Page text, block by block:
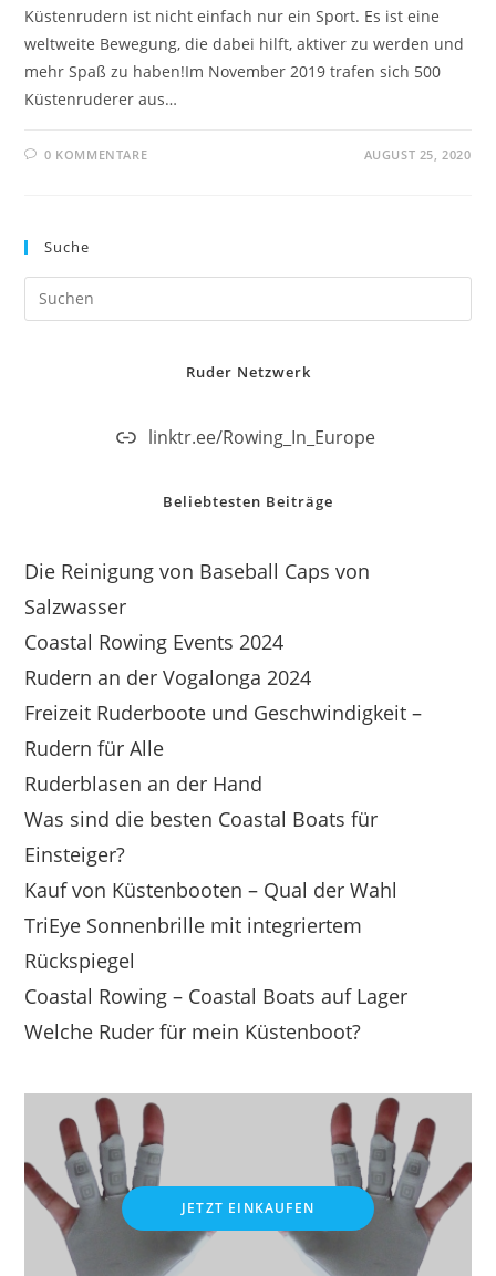
Küstenrudern ist nicht einfach nur ein Sport. Es ist eine
weltweite Bewegung, die dabei hilft, aktiver zu werden und
mehr Spaß zu haben!Im November 2019 trafen sich 500
Küstenruderer aus…
0 KOMMENTARE AUGUST 25, 2020
Suche
Ruder Netzwerk
linktr.ee/Rowing_In_Europe
Beliebtesten Beiträge
Die Reinigung von Baseball Caps von
Salzwasser
Coastal Rowing Events 2024
Rudern an der Vogalonga 2024
Freizeit Ruderboote und Geschwindigkeit –
Rudern für Alle
Ruderblasen an der Hand
Was sind die besten Coastal Boats für
Einsteiger?
Kauf von Küstenbooten – Qual der Wahl
TriEye Sonnenbrille mit integriertem
Rückspiegel
Coastal Rowing – Coastal Boats auf Lager
Welche Ruder für mein Küstenboot?
JETZT EINKAUFEN